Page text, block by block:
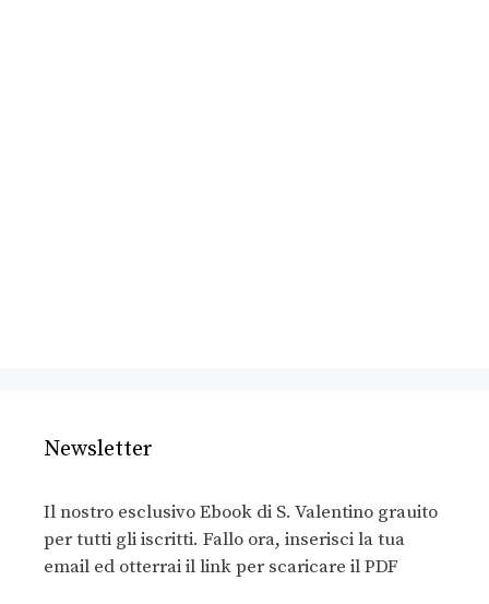
Newsletter
Il nostro esclusivo Ebook di S. Valentino grauito
per tutti gli iscritti. Fallo ora, inserisci la tua
email ed otterrai il link per scaricare il PDF